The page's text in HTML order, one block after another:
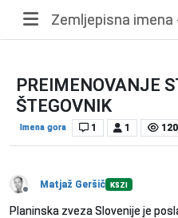
Zemljepisna imena
PREIMENOVANJE
ŠTEGOVNIK
Imena gora 1 1 120
Matjaž Geršič KSZI
Planinska zveza Slovenije je